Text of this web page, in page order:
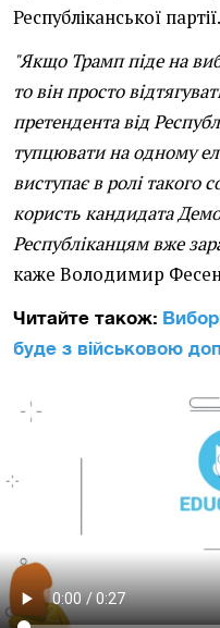
Республіканської партії.
"Якщо Трамп піде на
то він просто
претендента від
тупцювати на одному
виступає в ролі такого
користь кандидата
Республіканцям вже
каже Володимир
Читайте також:
буде з військовою